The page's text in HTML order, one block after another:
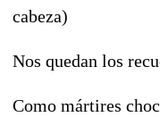
cabeza)
Nos quedan los
Como mártires